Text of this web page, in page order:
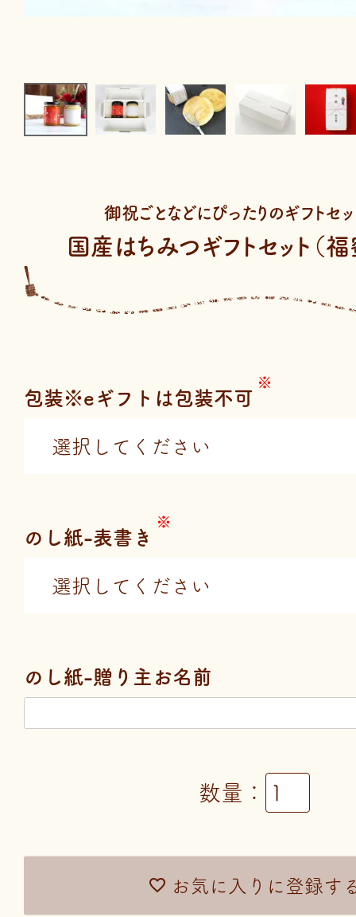
御祝ごとなどにぴったりのギフトセッ
国産はちみつギフトセット（
お気に入りに登録す
包装※eギフトは包装不可
のし紙-表書き
のし紙-贈り主お名前